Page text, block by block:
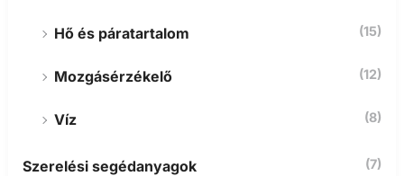
Hő és páratartalom (15)
Mozgásérzékelő (12)
Víz (8)
Szerelési segédanyagok (7)